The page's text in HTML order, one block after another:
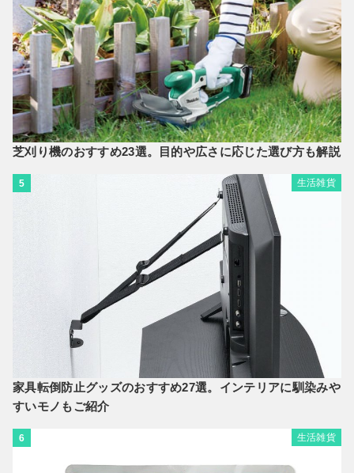
芝刈り機のおすすめ23選。目的や広さに応じた選び方も解説
5 生活雑貨
家具転倒防止グッズのおすすめ27選。インテリアに馴染みや
すいモノもご紹介
6 生活雑貨